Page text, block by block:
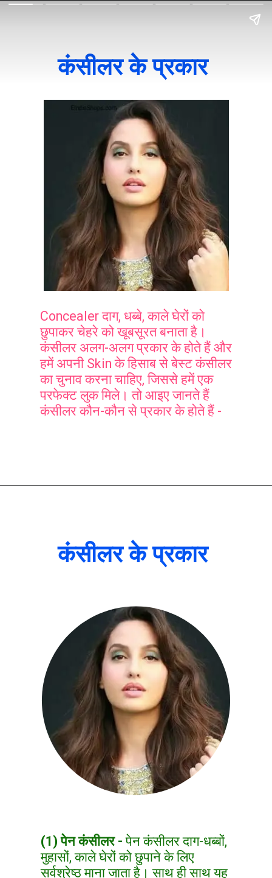
कंसीलर के प्रकार
Concealer दाग, धब्बे, काले घेरों को
छुपाकर चेहरे को खूबसूरत बनाता है।
कंसीलर अलग-अलग प्रकार के होते हैं और
हमें अपनी Skin के हिसाब से बेस्ट कंसीलर
का चुनाव करना चाहिए, जिससे हमें एक
परफेक्ट लुक मिले। तो आइए जानते हैं
कंसीलर कौन-कौन से प्रकार के होते हैं -
कंसीलर के प्रकार
(1) पेन कंसीलर -पेन कंसीलर दाग-धब्बों,
मुहासों, काले घेरों को छुपाने के लिए
सर्वश्रेष्ठ माना जाता है। साथ ही साथ यह